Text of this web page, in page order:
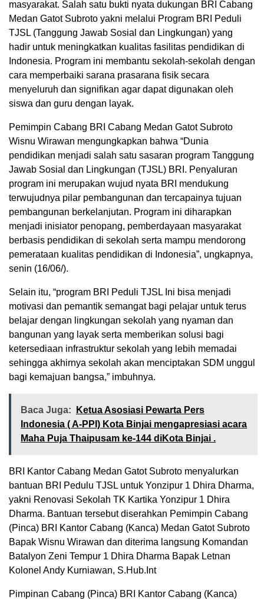
masyarakat. Salah satu bukti nyata dukungan BRI Cabang
Medan Gatot Subroto yakni melalui Program BRI Peduli
TJSL (Tanggung Jawab Sosial dan Lingkungan) yang
hadir untuk meningkatkan kualitas fasilitas pendidikan di
Indonesia. Program ini membantu sekolah-sekolah dengan
cara memperbaiki sarana prasarana fisik secara
menyeluruh dan signifikan agar dapat digunakan oleh
siswa dan guru dengan layak.
Pemimpin Cabang BRI Cabang Medan Gatot Subroto
Wisnu Wirawan mengungkapkan bahwa “Dunia
pendidikan menjadi salah satu sasaran program Tanggung
Jawab Sosial dan Lingkungan (TJSL) BRI. Penyaluran
program ini merupakan wujud nyata BRI mendukung
terwujudnya pilar pembangunan dan tercapainya tujuan
pembangunan berkelanjutan. Program ini diharapkan
menjadi inisiator penopang, pemberdayaan masyarakat
berbasis pendidikan di sekolah serta mampu mendorong
pemerataan kualitas pendidikan di Indonesia”, ungkapnya,
senin (16/06/).
Selain itu, “program BRI Peduli TJSL Ini bisa menjadi
motivasi dan pemantik semangat bagi pelajar untuk terus
belajar dengan lingkungan sekolah yang nyaman dan
bangunan yang layak serta memberikan solusi bagi
ketersediaan infrastruktur sekolah yang lebih memadai
sehingga akhirnya sekolah akan menciptakan SDM unggul
bagi kemajuan bangsa,” imbuhnya.
Baca Juga:
Ketua Asosiasi Pewarta Pers
Indonesia ( A-PPI) Kota Binjai mengapresiasi acara
Maha Puja Thaipusam ke-144 diKota Binjai .
BRI Kantor Cabang Medan Gatot Subroto menyalurkan
bantuan BRI Pedulu TJSL untuk Yonzipur 1 Dhira Dharma,
yakni Renovasi Sekolah TK Kartika Yonzipur 1 Dhira
Dharma. Bantuan tersebut diserahkan Pemimpin Cabang
(Pinca) BRI Kantor Cabang (Kanca) Medan Gatot Subroto
Bapak Wisnu Wirawan dan diterima langsung Komandan
Batalyon Zeni Tempur 1 Dhira Dharma Bapak Letnan
Kolonel Andy Kurniawan, S.Hub.Int
Pimpinan Cabang (Pinca) BRI Kantor Cabang (Kanca)